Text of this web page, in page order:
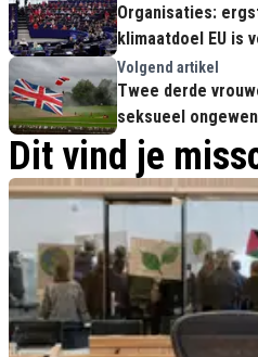
Organisaties:
klimaatdoel EU is
Volgend artikel
Twee derde
seksueel
Dit vind je